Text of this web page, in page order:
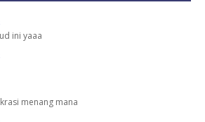
ini yaaa
menang mana